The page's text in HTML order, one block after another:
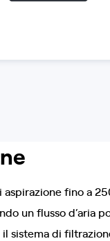
fino a
un flusso d’aria
sistema di